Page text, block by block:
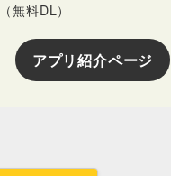
無料DL）
アプリ紹介ページ